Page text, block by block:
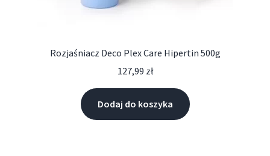
Rozjaśniacz Deco Plex Care Hipertin 500g
127,99 zł
Dodaj do koszyka